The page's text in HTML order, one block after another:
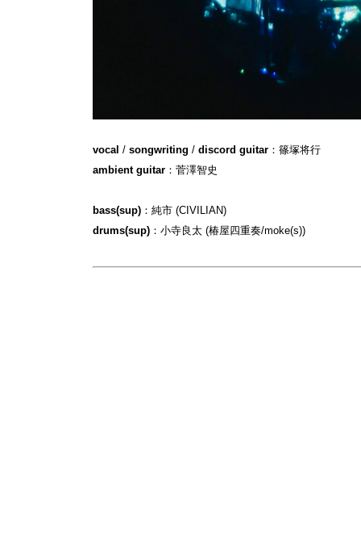
vocal / songwriting / discord guitar ：篠塚将行
ambient guitar ：菅澤智史
bass(sup) ：純市 (CIVILIAN)
drums(sup) ：小寺良太 (椿屋四重奏/moke(s))